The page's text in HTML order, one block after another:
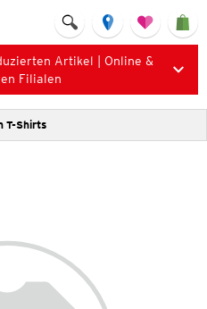
Artikel | Online &
Filialen
T-Shirts